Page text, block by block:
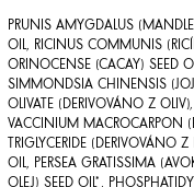
PRUNIS AMYGDALUS
OIL, RICINUS COMMUNIS
ORINOCENSE (CACAY) SEED
SIMMONDSIA CHINENSIS
OLIVATE (DERIVOVÁNO Z
VACCINIUM MACROCARPON
TRIGLYCERIDE (DERIVOVÁNO
OIL, PERSEA GRATISSIMA
OLEJ) SEED OIL*,